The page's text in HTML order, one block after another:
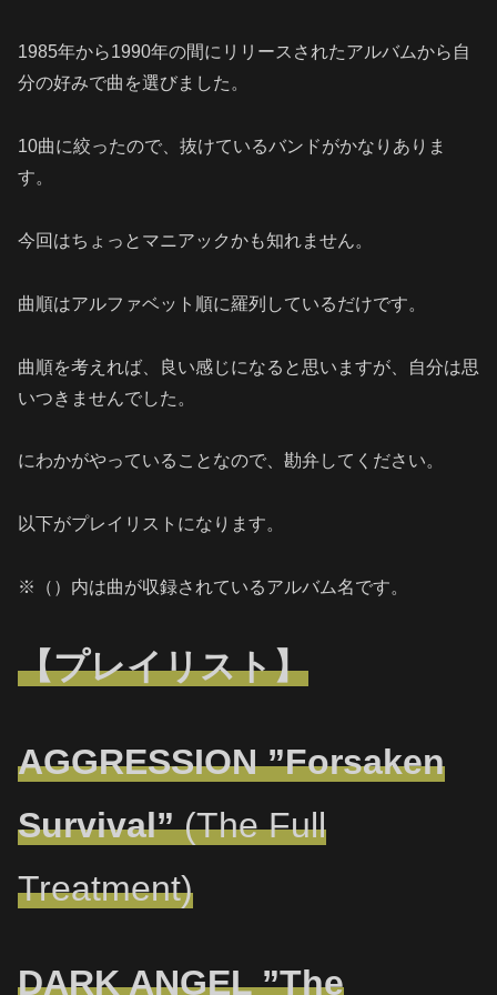
1985年から1990年の間にリリースされたアルバムから自
分の好みで曲を選びました。
10曲に絞ったので、抜けているバンドがかなりありま
す。
今回はちょっとマニアックかも知れません。
曲順はアルファベット順に羅列しているだけです。
曲順を考えれば、良い感じになると思いますが、自分は思
いつきませんでした。
にわかがやっていることなので、勘弁してください。
以下がプレイリストになります。
※（）内は曲が収録されているアルバム名です。
【プレイリスト】
AGGRESSION ”Forsaken
Survival”(The Full
Treatment)
DARK ANGEL ”The